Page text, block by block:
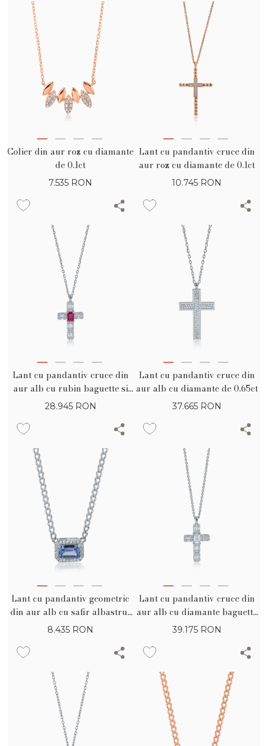
Colier din aur roz cu diamante
de 0.1ct
7.535 RON
Lant cu pandantiv cruce din
aur roz cu diamante de 0.1ct
10.745 RON
Lant cu pandantiv cruce din
aur alb cu rubin baguette si
diamante baguette si rotunde
28.945 RON
Lant cu pandantiv cruce din
aur alb cu diamante de 0.65ct
37.665 RON
Lant cu pandantiv geometric
din aur alb cu safir albastru-
deschis square de 0.6ct si
8.435 RON
Lant cu pandantiv cruce din
aur alb cu diamante baguette
si rotunde de 1.1ct
39.175 RON